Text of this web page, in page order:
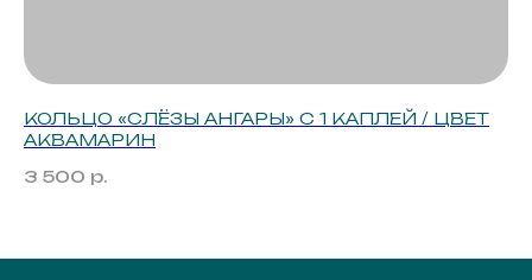
КОЛЬЦО «СЛЁЗЫ АНГАРЫ» С 1 КАПЛЕЙ / ЦВЕТ
АКВАМАРИН
3 500 р.